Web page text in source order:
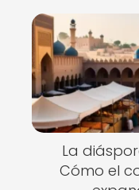
La
Cómo el